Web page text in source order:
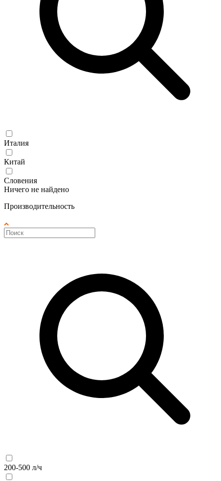
Италия
Китай
Словения
Ничего не найдено
Производительность
200-500 л/ч